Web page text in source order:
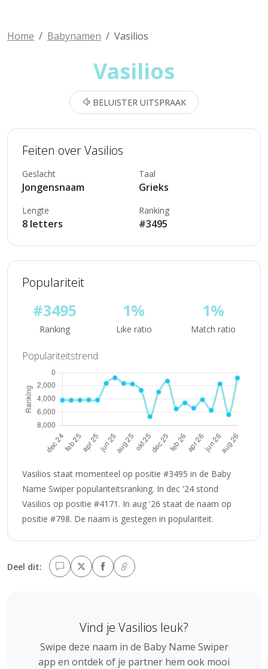
Home Babynamen Vasilios
Vasilios
BELUISTER UITSPRAAK
Feiten over Vasilios
Geslacht
Jongensnaam
Taal
Grieks
Lengte
8 letters
Ranking
#3495
Populariteit
#3495
Ranking
1%
Like ratio
1%
Match ratio
Populariteitstrend
Vasilios staat momenteel op positie #3495 in de Baby
Name Swiper populariteitsranking. In dec '24 stond
Vasilios op positie #4171. In aug '26 staat de naam op
positie #798. De naam is gestegen in populariteit.
Deel dit:
Vind je Vasilios leuk?
Swipe deze naam in de Baby Name Swiper
app en ontdek of je partner hem ook mooi